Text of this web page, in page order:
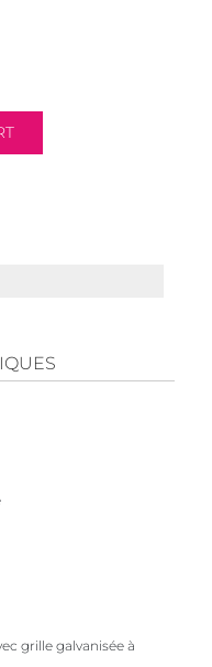
grille galvanisée à